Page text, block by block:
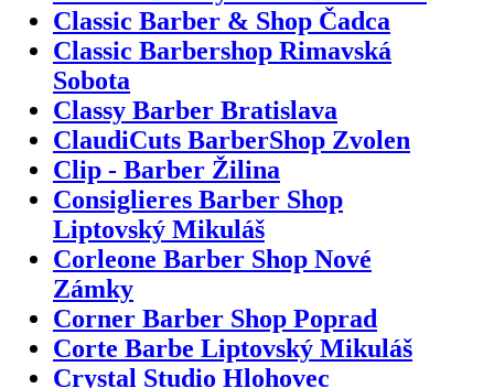
Classic Barber & Shop Čadca
Classic Barbershop Rimavská
Sobota
Classy Barber Bratislava
ClaudiCuts BarberShop Zvolen
Clip - Barber Žilina
Consiglieres Barber Shop
Liptovský Mikuláš
Corleone Barber Shop Nové
Zámky
Corner Barber Shop Poprad
Corte Barbe Liptovský Mikuláš
Crystal Studio Hlohovec